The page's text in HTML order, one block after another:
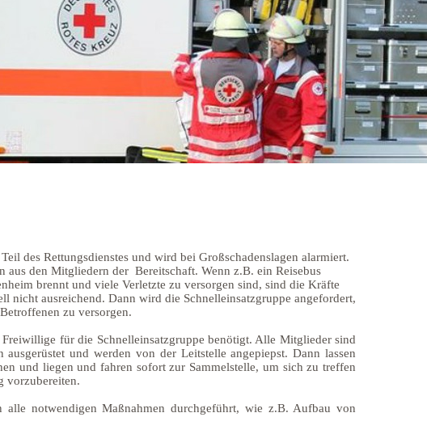
des Rettungsdienstes und wird bei Großschadenslagen alarmiert.
aus den Mitgliedern der Bereitschaft. Wenn z.B. ein Reisebus
brennt und viele Verletzte zu versorgen sind, sind die Kräfte
nicht ausreichend. Dann wird die Schnelleinsatzgruppe angefordert,
zu versorgen.
für die Schnelleinsatzgruppe benötigt. Alle Mitglieder sind
ausgerüstet und werden von der Leitstelle angepiepst. Dann lassen
und liegen und fahren sofort zur Sammelstelle, um sich zu treffen
vorzubereiten.
alle notwendigen Maßnahmen durchgeführt, wie z.B. Aufbau von